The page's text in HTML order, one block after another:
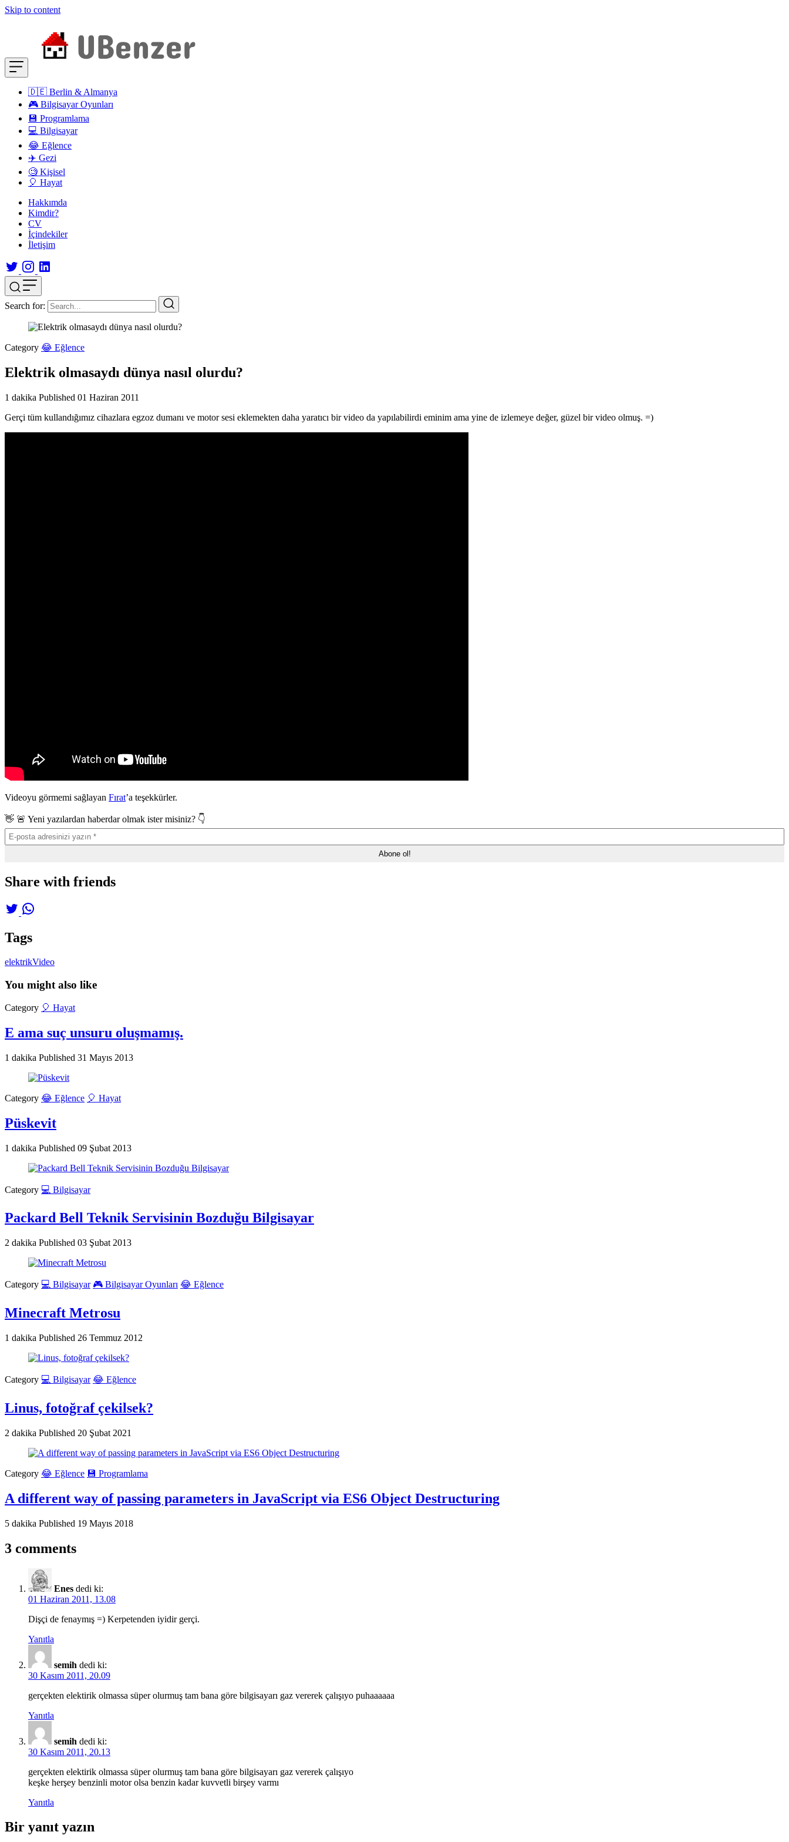
Skip to content
🇩🇪 Berlin & Almanya
🎮 Bilgisayar Oyunları
💾 Programlama
💻 Bilgisayar
😂 Eğlence
✈️ Gezi
🧐 Kişisel
🎈 Hayat
Hakkımda
Kimdir?
CV
İçindekiler
İletişim
Search for:
Category 😂 Eğlence
Elektrik olmasaydı dünya nasıl olurdu?
1 dakika Published 01 Haziran 2011
Gerçi tüm kullandığımız cihazlara egzoz dumanı ve motor sesi eklemekten daha yaratıcı bir video da yapılabilirdi eminim ama yine de izlemeye değer, güzel bir video olmuş. =)
Videoyu görmemi sağlayan Fırat’a teşekkürler.
👋 🚨 Yeni yazılardan haberdar olmak ister misiniz? 👇
Share with friends
Tags
elektrikVideo
You might also like
Category 🎈 Hayat
E ama suç unsuru oluşmamış.
1 dakika Published 31 Mayıs 2013
Category 😂 Eğlence 🎈 Hayat
Püskevit
1 dakika Published 09 Şubat 2013
Category 💻 Bilgisayar
Packard Bell Teknik Servisinin Bozduğu Bilgisayar
2 dakika Published 03 Şubat 2013
Category 💻 Bilgisayar 🎮 Bilgisayar Oyunları 😂 Eğlence
Minecraft Metrosu
1 dakika Published 26 Temmuz 2012
Category 💻 Bilgisayar 😂 Eğlence
Linus, fotoğraf çekilsek?
2 dakika Published 20 Şubat 2021
Category 😂 Eğlence 💾 Programlama
A different way of passing parameters in JavaScript via ES6 Object Destructuring
5 dakika Published 19 Mayıs 2018
3 comments
Enes dedi ki:
01 Haziran 2011, 13.08
Dişçi de fenaymış =) Kerpetenden iyidir gerçi.
Yanıtla
semih dedi ki:
30 Kasım 2011, 20.09
gerçekten elektirik olmassa süper olurmuş tam bana göre bilgisayarı gaz vererek çalışıyo puhaaaaaa
Yanıtla
semih dedi ki:
30 Kasım 2011, 20.13
gerçekten elektirik olmassa süper olurmuş tam bana göre bilgisayarı gaz vererek çalışıyo
keşke herşey benzinli motor olsa benzin kadar kuvvetli birşey varmı
Yanıtla
Bir yanıt yazın